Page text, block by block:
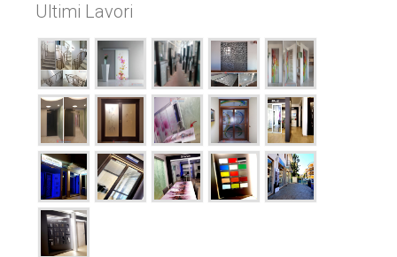
Ultimi Lavori